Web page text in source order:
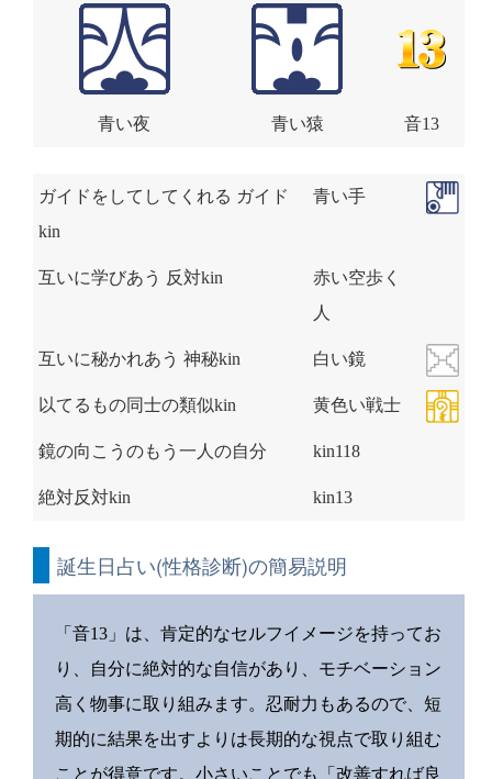
青い夜 青い猿 音13
ガイドをしてしてくれる ガイド
kin
青い手
互いに学びあう 反対kin
赤い空歩く
人
互いに秘かれあう 神秘kin 白い鏡
以てるもの同士の類似kin 黄色い戦士
鏡の向こうのもう一人の自分 kin118
絶対反対kin kin13
誕生日占い(性格診断)の簡易説明
「音13」は、肯定的なセルフイメージを持ってお
り、自分に絶対的な自信があり、モチベーション
高く物事に取り組みます。忍耐力もあるので、短
期的に結果を出すよりは長期的な視点で取り組む
ことが得意です。小さいことでも「改善すれば良